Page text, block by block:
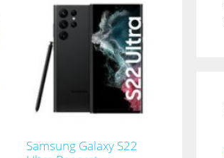
Samsung Galaxy S22